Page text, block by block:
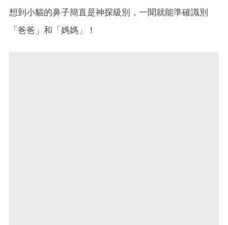
想到小貓的鼻子簡直是神探級別，一聞就能準確識別
「爸爸」和「媽媽」！